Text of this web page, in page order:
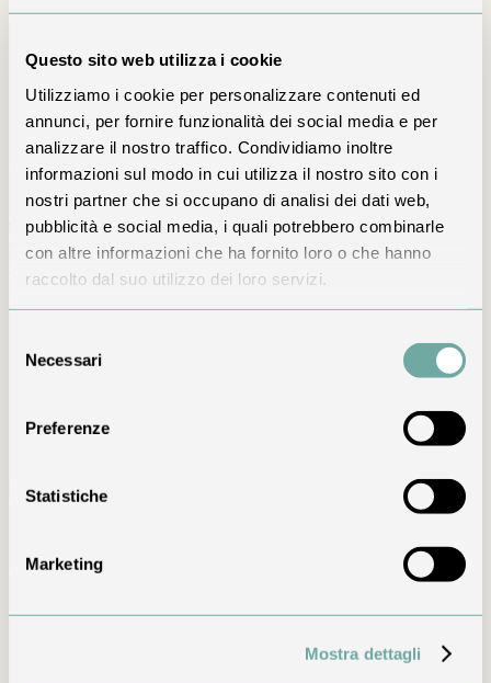
Questo sito web utilizza i cookie
Utilizziamo i cookie per personalizzare contenuti ed
annunci, per fornire funzionalità dei social media e per
analizzare il nostro traffico. Condividiamo inoltre
informazioni sul modo in cui utilizza il nostro sito con i
nostri partner che si occupano di analisi dei dati web,
pubblicità e social media, i quali potrebbero combinarle
con altre informazioni che ha fornito loro o che hanno
raccolto dal suo utilizzo dei loro servizi.
delNecessari
Preferenze
Statistiche
Marketing
Mostra dettagli
La nostra idea di ospitalità
Ogni soggiorno merita attenzione
Le dimensioni raccolte di T’AMI permettono un’accoglienza
personale, lontana dalla sensazione impersonale dei grandi
alberghi. Ti accompagniamo nella scelta della camera,
dell’esperienza Spa e delle attività da vivere sul territorio,
rispettando i tuoi tempi.
Tutto ciò che serve per stare bene
Wi-Fi, parcheggio, colazione servita, ristorante interno e
Mountain Spa e Sky Spa su prenotazione
Tra il paese e le montagne
Esci dall’hotel e ritrova sentieri, boschi e vita di paese.
Bergamo, le QC Terme San Pellegrino e il Lago d’Iseo sono
raggiungibili per una giornata di scoperta, tornando ogni sera